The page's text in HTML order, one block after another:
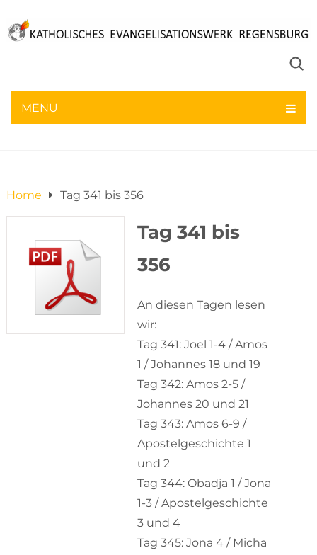
MENU
Home Tag 341 bis 356
Tag 341 bis
356
An diesen Tagen lesen
wir:
Tag 341: Joel 1-4 / Amos
1 / Johannes 18 und 19
Tag 342: Amos 2-5 /
Johannes 20 und 21
Tag 343: Amos 6-9 /
Apostelgeschichte 1
und 2
Tag 344: Obadja 1 / Jona
1-3 / Apostelgeschichte
3 und 4
Tag 345: Jona 4 / Micha